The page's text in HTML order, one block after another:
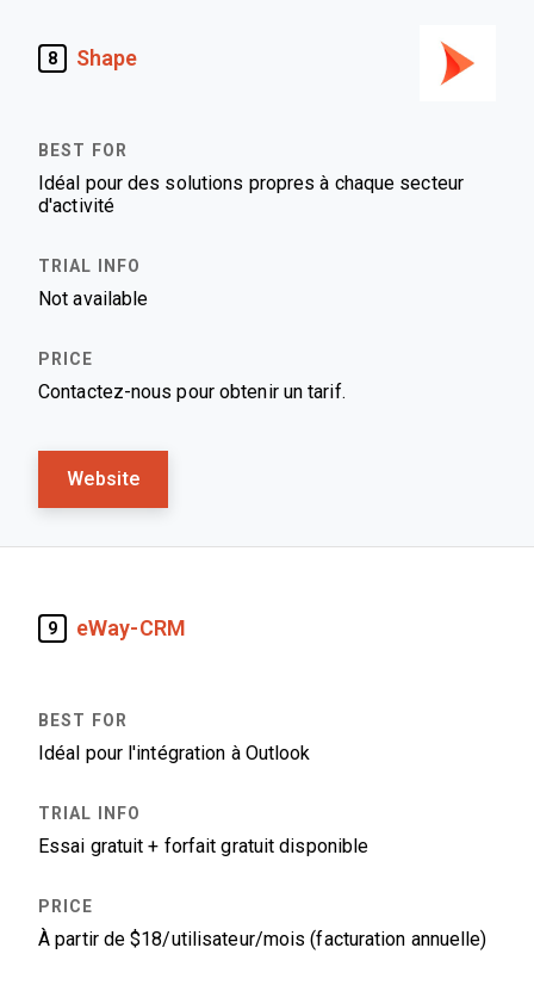
8 Shape
Idéal pour des solutions propres à chaque secteur
d'activité
Not available
Contactez-nous pour obtenir un tarif.
Website
9 eWay-CRM
Idéal pour l'intégration à Outlook
Essai gratuit + forfait gratuit disponible
À partir de $18/utilisateur/mois (facturation annuelle)